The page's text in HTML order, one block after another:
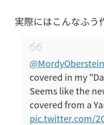
実際にはこんなふう
@MordyOberstein
covered in my
Seems like the
covered from a
pic.twitter.com/